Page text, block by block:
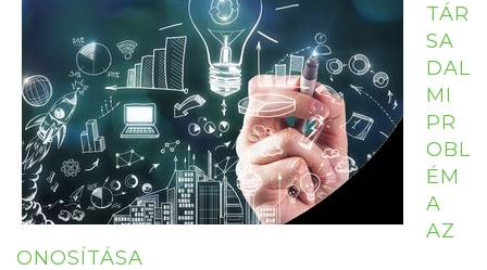
TÁR
SA
DAL
MI
PR
OBL
ÉM
A
AZ
ONOSÍTÁSA